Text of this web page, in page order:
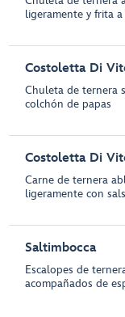
ligeramente y frita
Costoletta Di
Chuleta de ternera
colchón de papas
Costoletta Di
Carne de ternera
ligeramente con
Saltimbocca
Escalopes de
acompañados de